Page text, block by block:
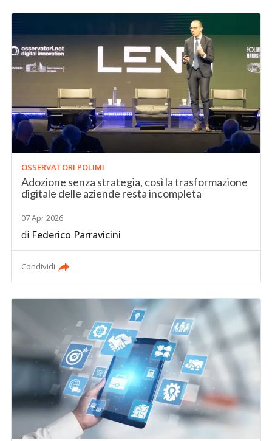
OSSERVATORI POLIMI
Adozione senza strategia, così la trasformazione
digitale delle aziende resta incompleta
07 Apr 2026
di Federico Parravicini
Condividi